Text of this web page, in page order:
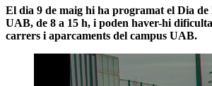
El dia 9 de maig hi ha programat el Dia de
UAB, de 8 a 15 h, i poden haver-hi
carrers i aparcaments del campus UAB.